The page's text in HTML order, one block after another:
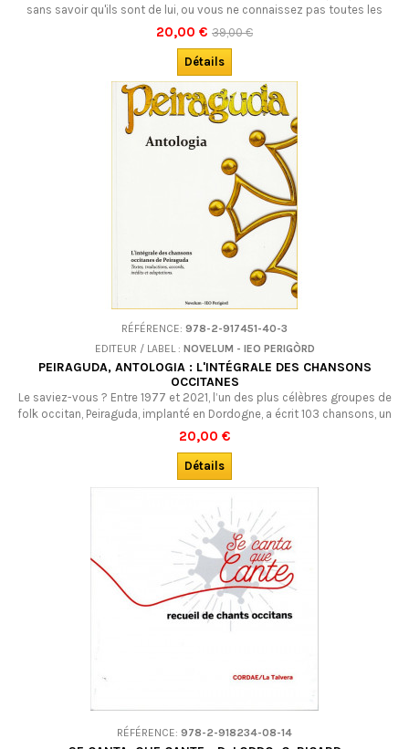
sans savoir qu'ils sont de lui, ou vous ne connaissez pas toutes les
paroles. Cette belle édition intégrale des compositions de Nicolas
Saboly d'après les originaux parus de son vivant vous permettra de
retrouver la mémoire et de mieux apprécier cette oeuvre.
Bilingue. DÉSOLÉS : ÉPUISÉ !
20,00 € 39,00 €
Détails
RÉFÉRENCE: 978-2-917451-40-3
EDITEUR / LABEL : NOVELUM - IEO PERIGÒRD
PEIRAGUDA, ANTOLOGIA : L'INTÉGRALE DES CHANSONS
OCCITANES
Le saviez-vous ? Entre 1977 et 2021, l’un des plus célèbres groupes de
folk occitan, Peiraguda, implanté en Dordogne, a écrit 103 chansons, un
véritable patrimoine de textes poétiques et/ou engagés, sur des
musiques dont beaucoup se souviennent. Voici toutes ces chansons
réunies dans un livre : les textes avec traduction, les partitions, et les
accords… à...
20,00 €
Détails
RÉFÉRENCE: 978-2-918234-08-14